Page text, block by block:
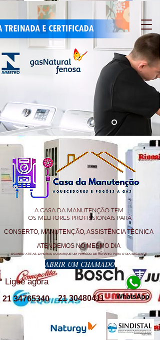
A CASA DA MANUTENÇÃO TEM
OS MELHORES PROFISSIONAIS PARA
CONSERTO, MANUTENÇÃO, ASSISTÊNCIA TÉCNICA
ATENDEMOS NO MESMO DIA
LIGANDO ATE AS 12 HORAS OU MARQUE UM PERÍODO DE HORÁRIO PARA O DIA SEGUINTE
ABRIR UM CHAMADO
Ligue agora
21 30480411
21 34765340